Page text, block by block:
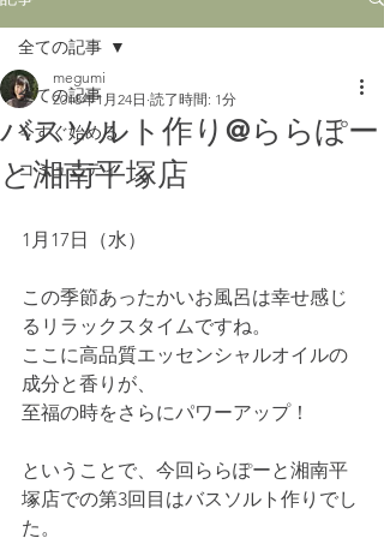
全ての記事
今すぐ始める
コミュニティ
全ての記事
バスソルト作り@ららぽー
と湘南平塚店
megumi
2018年1月24日 読了時間: 1分
1月17日（水）
この季節あったかいお風呂は幸せ感じ
るリラックスタイムですね。
ここに高品質エッセンシャルオイルの
成分と香りが、
至福の時をさらにパワーアップ！
ということで、今回ららぽーと湘南平
塚店での第3回目はバスソルト作りでし
た。